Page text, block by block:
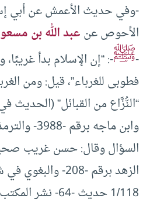
-وفي حديث الأعمش عن أبي
الأحوص عنعبد الله بن
-ﷺ-: “إن الإسلام بدأ
فطوبى للغرباء”، قيل: ومن
السؤال وقال: حسن غريب
الزهد برقم -208-
1/118 حديث -64- نشر المكتب الإسلامي).